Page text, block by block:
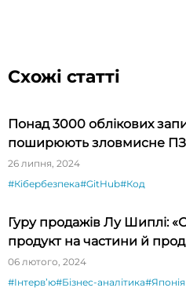
Схожі статті
Понад 3000 облікових
поширюють зловмисне
26 липня, 2024
#Кібербезпека#GitHub#Код
Гуру продажів Лу Шиплі:
продукт на частини й
будете вражені»
06 лютого, 2024
#Інтервʼю#Бізнес-аналітика#Японія